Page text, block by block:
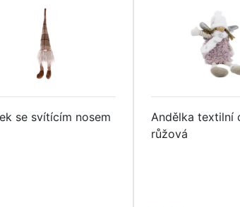
se svítícím nosem
Andělka textilní
růžová